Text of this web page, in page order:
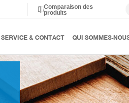
Comparaison des
produits
SERVICE & CONTACT QUI SOMMES-
Bois et matériels